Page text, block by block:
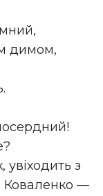
димом,
з
Коваленко —